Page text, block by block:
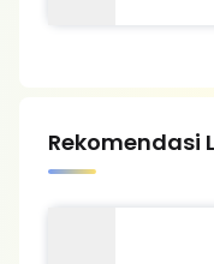
Rekomendasi